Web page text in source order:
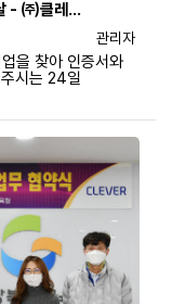
- ㈜클레…
등록자
관리자
을 찾아 인증서와
시는 24일